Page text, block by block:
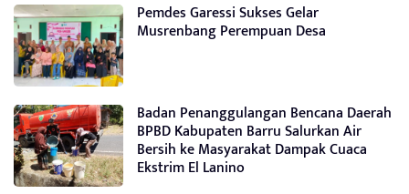
Pemdes Garessi Sukses Gelar
Musrenbang Perempuan Desa
Badan Penanggulangan Bencana Daerah
BPBD Kabupaten Barru Salurkan Air
Bersih ke Masyarakat Dampak Cuaca
Ekstrim El Lanino